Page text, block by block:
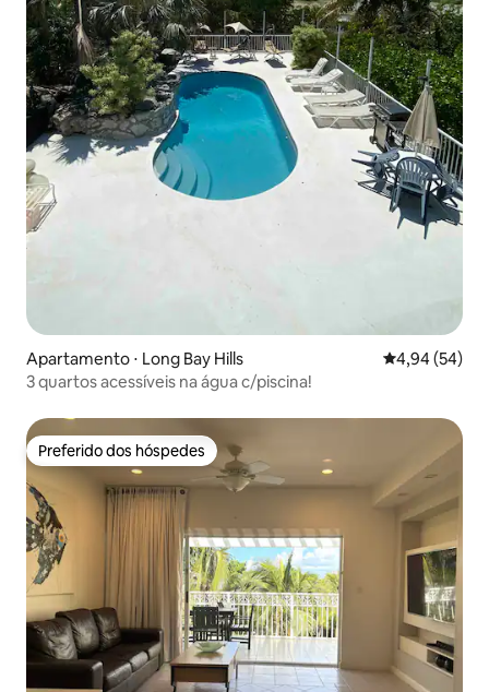
Apartamento ⋅ Long Bay Hills 4,94 de uma
4,94 (54)
3 quartos acessíveis na água c/piscina!
Preferido dos hóspedes
Preferido dos hóspedes